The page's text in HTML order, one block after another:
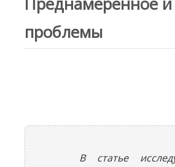
проблемы
В статье